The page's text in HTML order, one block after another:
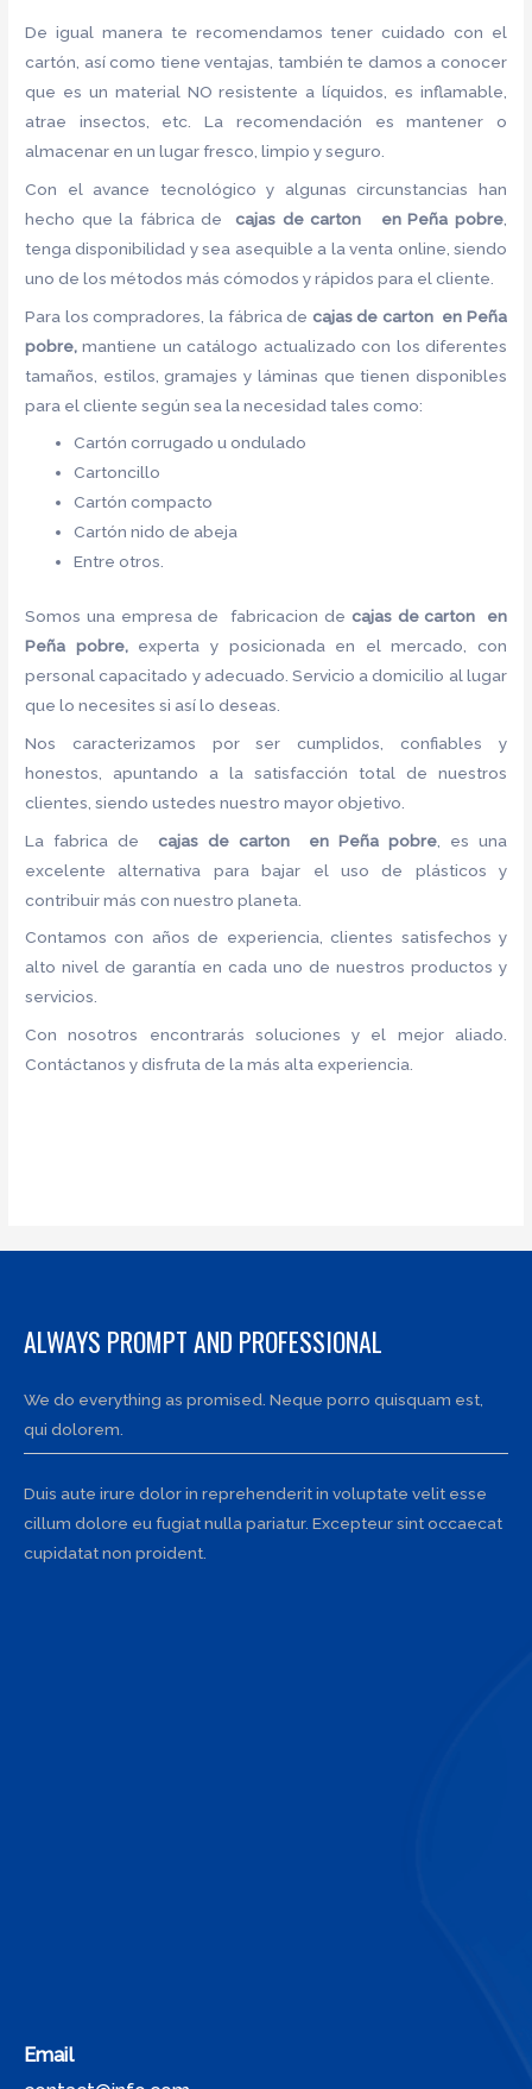
De igual manera te recomendamos tener cuidado con el
cartón, así como tiene ventajas, también te damos a conocer
que es un material NO resistente a líquidos, es inflamable,
atrae insectos, etc. La recomendación es mantener o
almacenar en un lugar fresco, limpio y seguro.
Con el avance tecnológico y algunas circunstancias han
hecho que la fábrica decajas de carton en Peña pobre,
tenga disponibilidad y sea asequible a la venta online, siendo
uno de los métodos más cómodos y rápidos para el cliente.
Para los compradores, la fábrica de cajas de carton en Peña
pobre,mantiene un catálogo actualizado con los diferentes
tamaños, estilos, gramajes y láminas que tienen disponibles
para el cliente según sea la necesidad tales como:
Cartón corrugado u ondulado
Cartoncillo
Cartón compacto
Cartón nido de abeja
Entre otros.
Somos una empresa de fabricacion de cajas de carton en
Peña pobre, experta y posicionada en el mercado, con
personal capacitado y adecuado. Servicio a domicilio al lugar
que lo necesites si así lo deseas.
Nos caracterizamos por ser cumplidos, confiables y
honestos, apuntando a la satisfacción total de nuestros
clientes, siendo ustedes nuestro mayor objetivo.
La fabrica decajas de carton en Peña pobre, es una
excelente alternativa para bajar el uso de plásticos y
contribuir más con nuestro planeta.
Contamos con años de experiencia, clientes satisfechos y
alto nivel de garantía en cada uno de nuestros productos y
servicios.
Con nosotros encontrarás soluciones y el mejor aliado.
Contáctanos y disfruta de la más alta experiencia.
ALWAYS PROMPT AND PROFESSIONAL
We do everything as promised. Neque porro quisquam est,
qui dolorem.
Duis aute irure dolor in reprehenderit in voluptate velit esse
cillum dolore eu fugiat nulla pariatur. Excepteur sint occaecat
cupidatat non proident.
Email